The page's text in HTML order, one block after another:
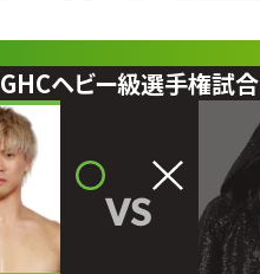
GHCヘビー級選手権試合
VS